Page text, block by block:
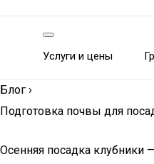
Услуги и цены
Блог ›
Подготовка почвы для
Осенняя посадка клубники